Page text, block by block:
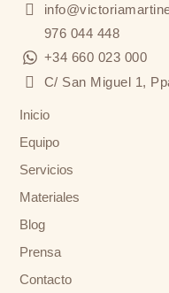
976 044 448
+34 660 023 000
C/ San Miguel 1,
Inicio
Equipo
Servicios
Materiales
Blog
Prensa
Contacto